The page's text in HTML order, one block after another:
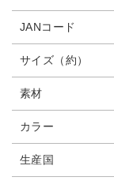
JANコード
サイズ（約）
素材
カラー
生産国